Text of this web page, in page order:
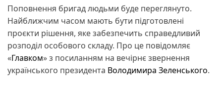
Поповнення бригад людьми буде переглянуто.
Найближчим часом мають бути підготовлені
проєкти рішення, яке забезпечить справедливий
розподіл особового складу. Про це повідомляє
«Главком» з посиланням на вечірнє звернення
українського президента Володимира Зеленського.